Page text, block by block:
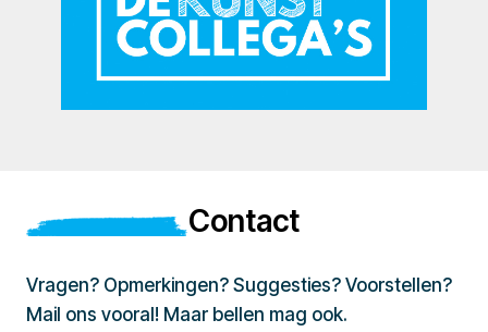
Contact
Vragen? Opmerkingen? Suggesties? Voorstellen?
Mail ons vooral! Maar bellen mag ook.